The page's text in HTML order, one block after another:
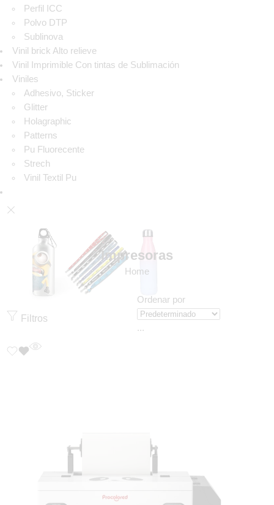
Perfil ICC
Polvo DTP
Sublinova
Vinil brick Alto relieve
Vinil Imprimible Con tintas de Sublimación
Viniles
Adhesivo, Sticker
Glitter
Holagraphic
Patterns
Pu Fluorecente
Strech
Vinil Textil Pu
Impresoras
Home
Filtros
Ordenar por
...